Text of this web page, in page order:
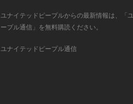
ユナイテッドピープルからの最新情報は、「
ープル通信」を無料購読ください。
ユナイテッドピープル通信